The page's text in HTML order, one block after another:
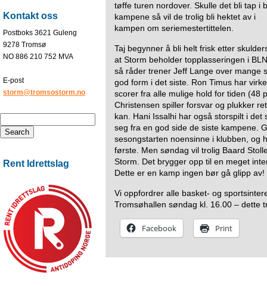
Kontakt oss
Postboks 3621 Guleng
9278 Tromsø
NO 886 210 752 MVA
E-post
storm@tromsostorm.no
Rent Idrettslag
tøffe turen nordover. Skulle det bli tap i
kampene så vil de trolig bli hektet av i
kampen om seriemestertittelen.
Taj begynner å bli helt frisk etter
at Storm beholder topplasseringen i
så råder trener Jeff Lange over mange
god form i det siste. Ron Timus har
scorer fra alle mulige hold for tiden (48
Christensen spiller forsvar og plukker
kan. Hani Issalhi har også storspilt i det
seg fra en god side de siste kampene.
sesongstarten noensinne i klubben, og
første. Men søndag vil trolig Baard
Storm. Det brygger opp til en meget
Dette er en kamp ingen bør gå glipp av!
Vi oppfordrer alle basket- og
Tromsøhallen søndag kl. 16.00 – dette
Facebook Print